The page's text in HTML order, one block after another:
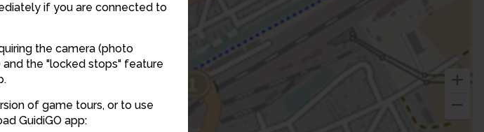
if you are connected to
the camera (photo
the "locked stops" feature
of game tours, or to use
GuidiGO app:
8
9
10